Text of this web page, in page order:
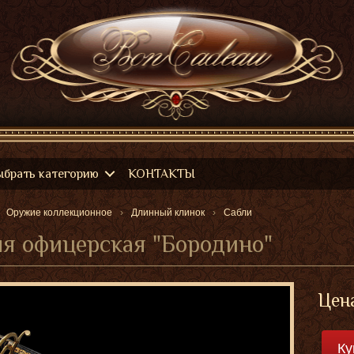
категорию КОНТАКТЫ
Оружие коллекционное Длинный клинок Сабли
офицерская "Бородино"